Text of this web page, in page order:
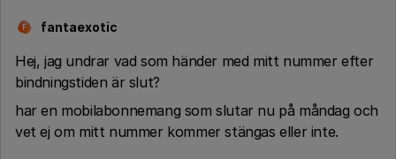
F fantaexotic
Hej, jag undrar vad som händer med mitt nummer efter
bindningstiden är slut?
har en mobilabonnemang som slutar nu på måndag och
vet ej om mitt nummer kommer stängas eller inte.